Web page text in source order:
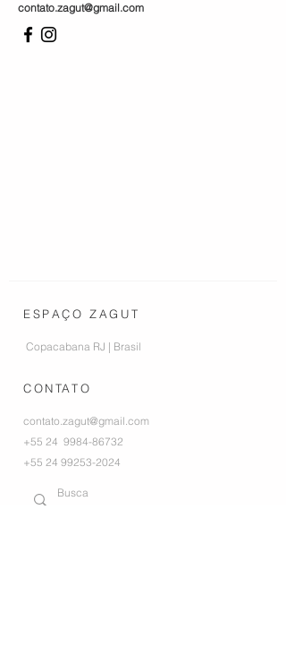
contato.zagut@gmail.com
ESPAÇO ZAGUT
Copacabana RJ | Brasil
CONTATO
contato.zagut@gmail.com
+55 24 9984-86732
+55 24 99253-2024